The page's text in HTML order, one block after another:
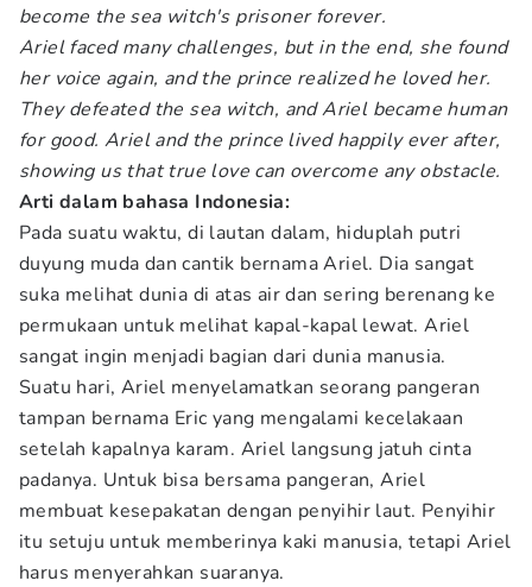
become the sea witch's prisoner forever.
Ariel faced many challenges, but in the end, she found
her voice again, and the prince realized he loved her.
They defeated the sea witch, and Ariel became human
for good. Ariel and the prince lived happily ever after,
showing us that true love can overcome any obstacle.
Arti dalam bahasa Indonesia:
Pada suatu waktu, di lautan dalam, hiduplah putri
duyung muda dan cantik bernama Ariel. Dia sangat
suka melihat dunia di atas air dan sering berenang ke
permukaan untuk melihat kapal-kapal lewat. Ariel
sangat ingin menjadi bagian dari dunia manusia.
Suatu hari, Ariel menyelamatkan seorang pangeran
tampan bernama Eric yang mengalami kecelakaan
setelah kapalnya karam. Ariel langsung jatuh cinta
padanya. Untuk bisa bersama pangeran, Ariel
membuat kesepakatan dengan penyihir laut. Penyihir
itu setuju untuk memberinya kaki manusia, tetapi Ariel
harus menyerahkan suaranya.